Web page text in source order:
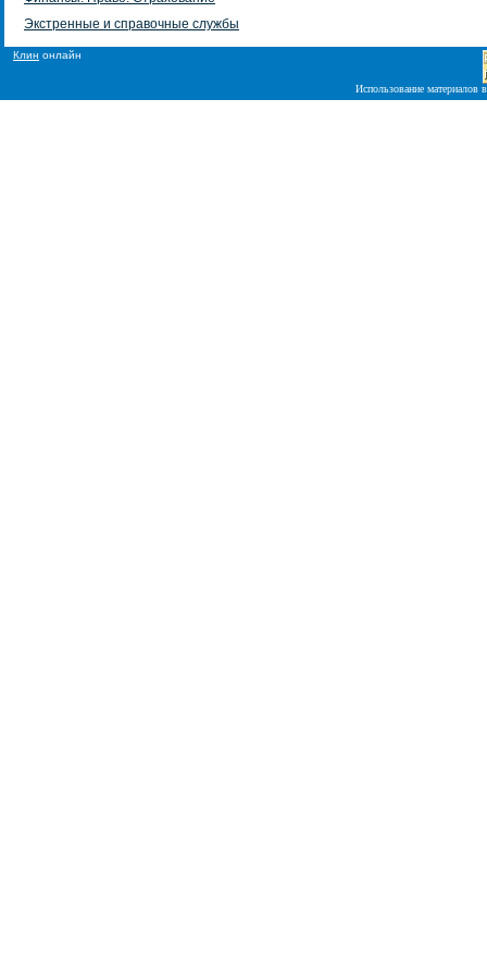
Экстренные и справочные службы
Клин онлайн
Использование материалов